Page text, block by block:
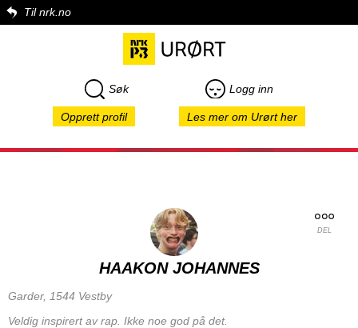
Til nrk.no
Søk Logg inn
Opprett profil Les mer om Urørt her
DEL
HAAKON JOHANNES
Garder, 1544 Vestby
Veldig inspirert av rap. Ikke noe god på det.